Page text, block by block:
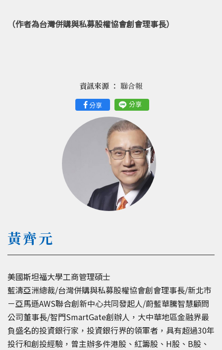
（作者為台灣併購與私募股權協會創會理事長）
分享 分享
資訊來源 ： 聯合報
黃齊元
美國斯坦福大學工商管理碩士
藍濤亞洲總裁/台灣併購與私募股權協會創會理事長/新北市
－亞馬遜AWS聯合創新中心共同發起人/蔚藍華騰智慧顧問
公司董事長/智門SmartGate創辦人，大中華地區金融界最
負盛名的投資銀行家，投資銀行界的領軍者，具有超過30年
投行和創投經驗，曾主辦多件港股、紅籌股、H股、B股、